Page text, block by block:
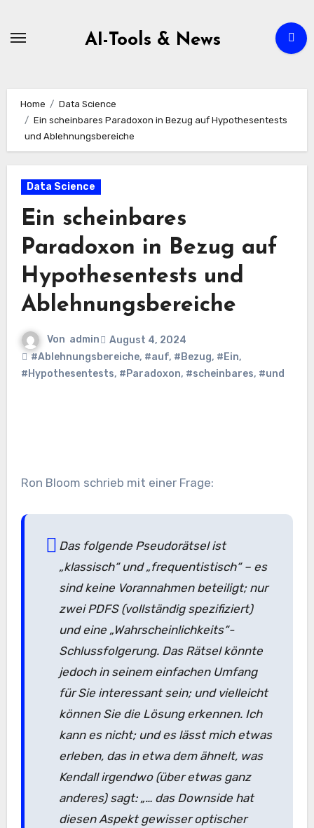
AI-Tools & News
Home
Data Science
Ein scheinbares Paradoxon in Bezug auf Hypothesentests
und Ablehnungsbereiche
Data Science
Ein scheinbares
Paradoxon in Bezug auf
Hypothesentests und
Ablehnungsbereiche
Von admin
August 4, 2024
#Ablehnungsbereiche, #auf, #Bezug, #Ein,
#Hypothesentests, #Paradoxon, #scheinbares, #und
Ron Bloom schrieb mit einer Frage:
Das folgende Pseudorätsel ist
„klassisch“ und „frequentistisch“ – es
sind keine Vorannahmen beteiligt; nur
zwei PDFS (vollständig spezifiziert)
und eine „Wahrscheinlichkeits“-
Schlussfolgerung. Das Rätsel könnte
jedoch in seinem einfachen Umfang
für Sie interessant sein; und vielleicht
können Sie die Lösung erkennen. Ich
kann es nicht; und es lässt mich etwas
erleben, das in etwa dem ähnelt, was
Kendall irgendwo (über etwas ganz
anderes) sagt: „… das Downside hat
diesen Aspekt gewisser optischer